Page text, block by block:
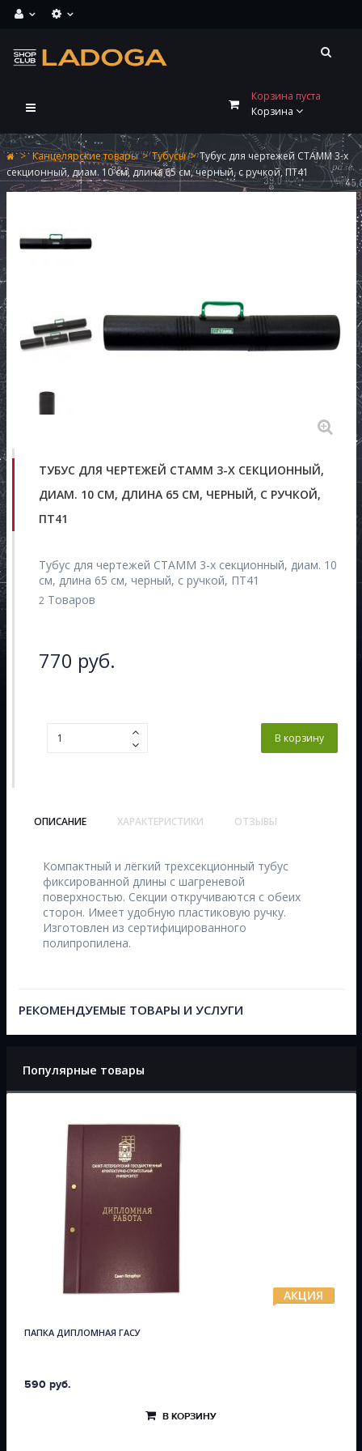
Переключить
Корзина пуста
Корзина
> Канцелярские товары > Тубусы > Тубус для чертежей СТАММ 3-х
секционный, диам. 10 см, длина 65 см, черный, с ручкой, ПТ41
ТУБУС ДЛЯ ЧЕРТЕЖЕЙ СТАММ 3-Х СЕКЦИОННЫЙ,
ДИАМ. 10 СМ, ДЛИНА 65 СМ, ЧЕРНЫЙ, С РУЧКОЙ,
ПТ41
Тубус для чертежей СТАММ 3-х секционный, диам. 10
см, длина 65 см, черный, с ручкой, ПТ41
2 Товаров
770 руб.
В корзину
ОПИСАНИЕ ХАРАКТЕРИСТИКИ ОТЗЫВЫ
Компактный и лёгкий трехсекционный тубус
фиксированной длины с шагреневой
поверхностью. Секции откручиваются с обеих
сторон. Имеет удобную пластиковую ручку.
Изготовлен из сертифицированного
полипропилена.
РЕКОМЕНДУЕМЫЕ ТОВАРЫ И УСЛУГИ
Популярные товары
АКЦИЯ
ПАПКА ДИПЛОМНАЯ ГАСУ
590 руб.
В КОРЗИНУ